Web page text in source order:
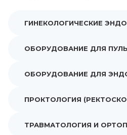
ГИНЕКОЛОГИЧЕСКИЕ
ОБОРУДОВАНИЕ ДЛЯ
ОБОРУДОВАНИЕ ДЛЯ
ПРОКТОЛОГИЯ
ТРАВМАТОЛОГИЯ И